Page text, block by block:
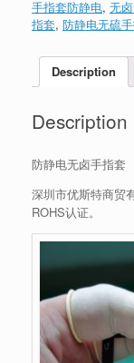
手指套防静电, 无
指套, 防静电无硫
Description
Description
防静电无卤手指套
深圳市优斯特商贸
ROHS认证。